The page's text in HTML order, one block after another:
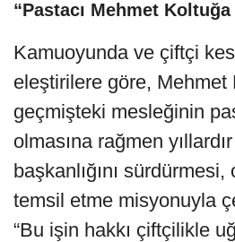
“Pastacı Mehmet
Kamuoyunda ve çiftçi
eleştirilere göre, Mehmet
geçmişteki mesleğinin
olmasına rağmen
başkanlığını sürdürmesi,
temsil etme misyonuyla
“Bu işin hakkı çiftçilikle